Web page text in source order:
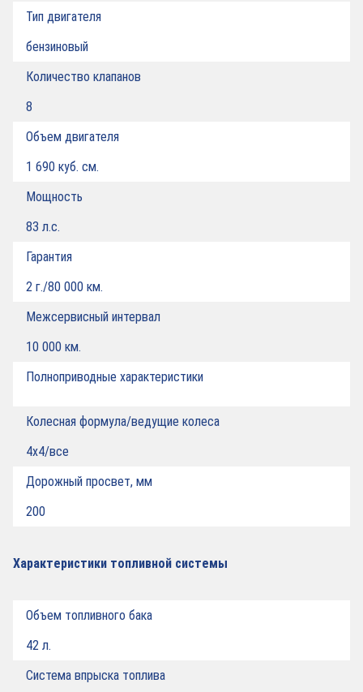
Тип двигателя
бензиновый
Количество клапанов
8
Объем двигателя
1 690 куб. см.
Мощность
83 л.с.
Гарантия
2 г./80 000 км.
Межсервисный интервал
10 000 км.
Полноприводные характеристики
Колесная формула/ведущие колеса
4х4/все
Дорожный просвет, мм
200
Характеристики топливной системы
Объем топливного бака
42 л.
Система впрыска топлива